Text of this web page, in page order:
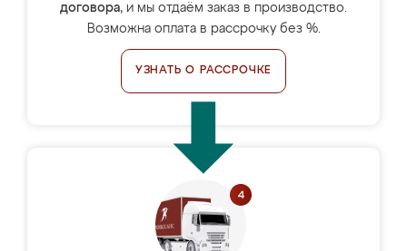
договора, и мы отдаём заказ в производство.
Возможна оплата в рассрочку без %.
УЗНАТЬ О РАССРОЧКЕ